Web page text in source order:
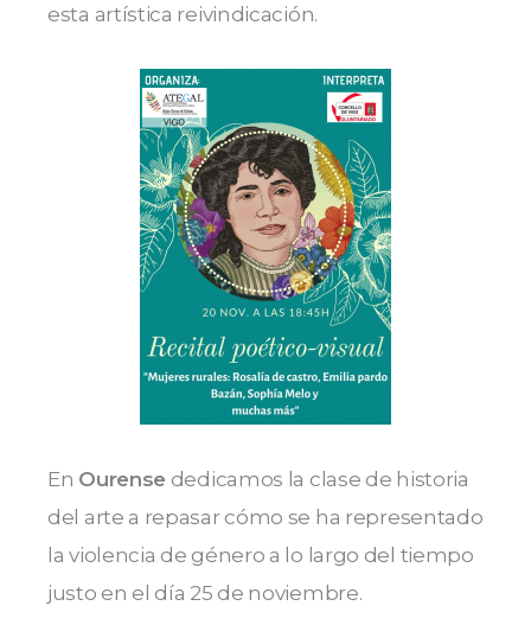
esta artística reivindicación.
En Ourense dedicamos la clase de historia
del arte a repasar cómo se ha representado
la violencia de género a lo largo del tiempo
justo en el día 25 de noviembre.